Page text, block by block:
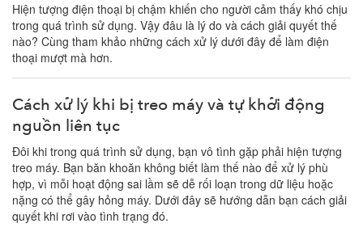
Hiện tượng điện thoại bị chậm khiến cho người cảm thấy khó chịu
trong quá trình sử dụng. Vậy đâu là lý do và cách giải quyết thế
nào? Cùng tham khảo những cách xử lý dưới đây để làm điện
thoại mượt mà hơn.
Cách xử lý khi bị treo máy và tự khởi động
nguồn liên tục
Đôi khi trong quá trình sử dụng, bạn vô tình gặp phải hiện tượng
treo máy. Bạn băn khoăn không biết làm thế nào để xử lý phù
hợp, vì mỗi hoạt động sai lầm sẽ dễ rối loạn trong dữ liệu hoặc
nặng có thể gây hỏng máy. Dưới đây sẽ hướng dẫn bạn cách giải
quyết khi rơi vào tình trạng đó.